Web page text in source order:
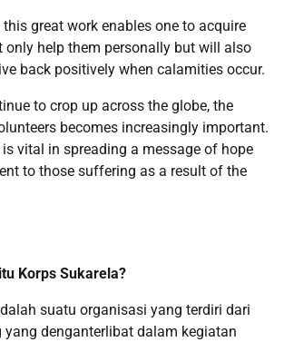
great work enables one to acquire
help them personally but will also
back positively when calamities occur.
to crop up across the globe, the
becomes increasingly important.
vital in spreading a message of hope
to those suffering as a result of the
Korps Sukarela?
suatu organisasi yang terdiri dari
yang denganterlibat dalam kegiatan